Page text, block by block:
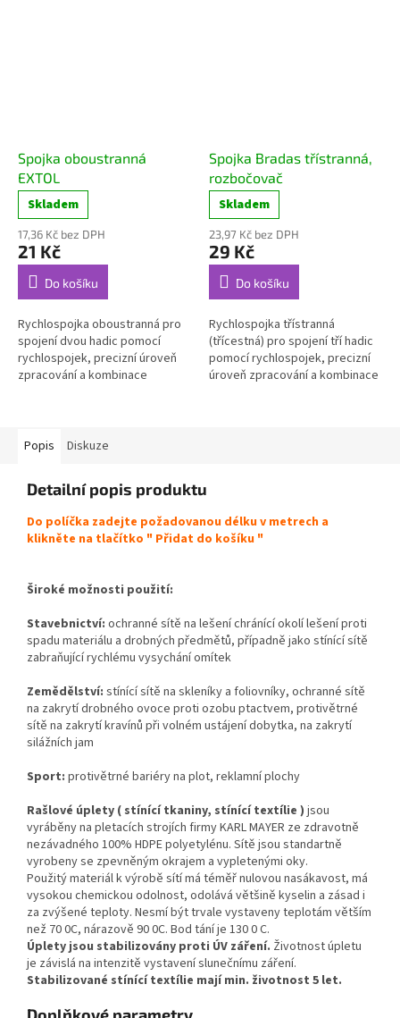
Spojka oboustranná
EXTOL
Skladem
17,36 Kč bez DPH
21 Kč
Do košíku
Rychlospojka oboustranná pro
spojení dvou hadic pomocí
rychlospojek, precizní úroveň
zpracování a kombinace
Spojka Bradas třístranná,
rozbočovač
Skladem
23,97 Kč bez DPH
29 Kč
Do košíku
Rychlospojka třístranná
(třícestná) pro spojení tří hadic
pomocí rychlospojek, precizní
úroveň zpracování a kombinace
Popis Diskuze
Detailní popis produktu
Do políčka zadejte požadovanou délku v metrech a
klikněte na tlačítko " Přidat do košíku "
Široké možnosti použití:
Stavebnictví: ochranné sítě na lešení chránící okolí lešení proti
spadu materiálu a drobných předmětů, případně jako stínící sítě
zabraňující rychlému vysychání omítek
Zemědělství: stínící sítě na skleníky a foliovníky, ochranné sítě
na zakrytí drobného ovoce proti ozobu ptactvem, protivětrné
sítě na zakrytí kravínů při volném ustájení dobytka, na zakrytí
silážních jam
Sport: protivětrné bariéry na plot, reklamní plochy
Rašlové úplety ( stínící tkaniny, stínící textílie ) jsou
vyráběny na pletacích strojích firmy KARL MAYER ze zdravotně
nezávadného 100% HDPE polyetylénu. Sítě jsou standartně
vyrobeny se zpevněným okrajem a vypletenými oky.
Použitý materiál k výrobě sítí má téměř nulovou nasákavost, má
vysokou chemickou odolnost, odolává většině kyselin a zásad i
za zvýšené teploty. Nesmí být trvale vystaveny teplotám větším
než 70 0C, nárazově 90 0C. Bod tání je 130 0 C.
Úplety jsou stabilizovány proti ÚV záření. Životnost úpletu
je závislá na intenzitě vystavení slunečnímu záření.
Stabilizované stínící textílie mají min. životnost 5 let.
Doplňkové parametry